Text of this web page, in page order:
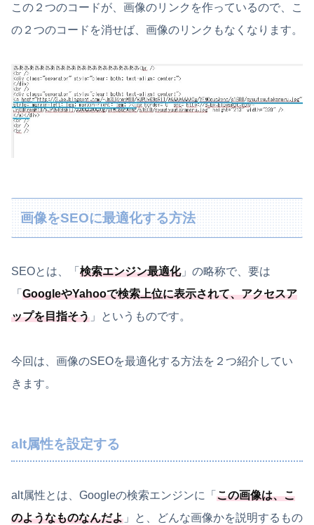
この２つのコードが、画像のリンクを作っているので、こ
の２つのコードを消せば、画像のリンクもなくなります。
画像をSEOに最適化する方法
SEOとは、「 検索エンジン最適化」の略称で、要は
「 GoogleやYahooで検索上位に表示されて、アクセスア
ップを目指そう 」というものです。
今回は、画像のSEOを最適化する方法を２つ紹介してい
きます。
alt属性を設定する
alt属性とは、Googleの検索エンジンに「 この画像は、こ
のようなものなんだよ 」と、どんな画像かを説明するもの